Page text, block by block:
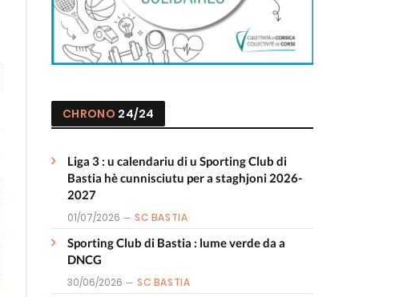
CHRONO 24/24
Liga 3 : u calendariu di u Sporting Club di
Bastia hè cunnisciutu per a staghjoni 2026-
2027
01/07/2026 SC BASTIA
Sporting Club di Bastia : lume verde da a
DNCG
30/06/2026 SC BASTIA